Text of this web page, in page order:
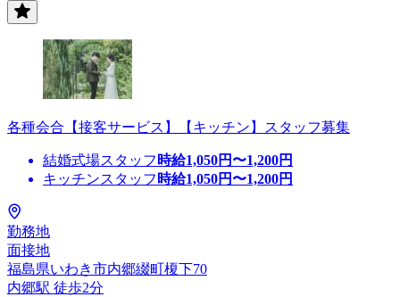
各種会合【接客サービス】【キッチン】スタッフ募集
結婚式場スタッフ 時給1,050円〜1,200円
キッチンスタッフ 時給1,050円〜1,200円
勤務地
面接地
福島県いわき市内郷綴町榎下70
内郷駅 徒歩2分